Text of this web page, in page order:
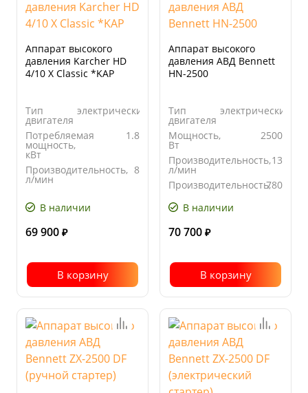
Аппарат высокого
давления Karcher HD
4/10 X Classic *KAP
Тип
двигателя
электрический
Потребляемая
мощность,
кВт
1.8
Производительность,
л/мин
8
л/часВ наличии
69 900 ₽
В корзину
Аппарат высокого
давления АВД Bennett
HN-2500
Тип
двигателя
электрический
Мощность,
Вт
2500
Производительность,
л/мин
13
Производительность,
л/час
780
В наличии
70 700 ₽
В корзину